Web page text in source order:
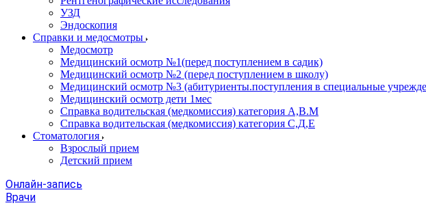
УЗД
Эндоскопия
Справки и медосмотры
Медосмотр
Медицинский осмотр №1(перед поступлением в садик)
Медицинский осмотр №2 (перед поступлением в школу)
Медицинский осмотр №3 (абитуриенты.поступления в специальные
Медицинский осмотр дети 1мес
Справка водительская (медкомиссия) категория А,В.М
Справка водительская (медкомиссия) категория С,Д,Е
Стоматология
Взрослый прием
Детский прием
Онлайн-запись
Врачи